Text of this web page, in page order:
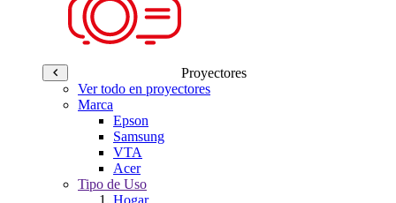
Proyectores
Ver todo en proyectores
Marca
Epson
Samsung
VTA
Acer
Tipo de Uso
Hogar